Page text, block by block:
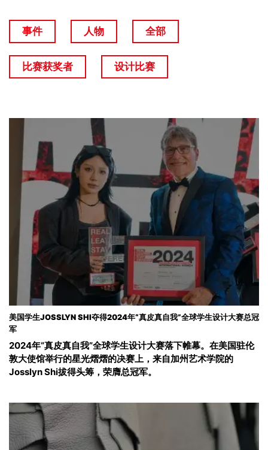
事件 人物 全部
比赛获奖者 设计比赛
美国学生JOSSLYN SHI夺得2024年“真皮真自我”全球学生设计大赛总冠
军
2024年“真皮真自我”全球学生设计大赛落下帷幕。在美国驻伦
敦大使馆举行的星光熠熠的决赛上，来自加州艺术学院的
Josslyn Shi拔得头筹，荣膺总冠军。